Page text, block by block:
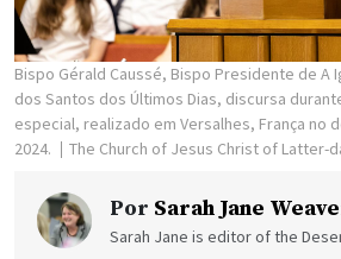
Bispo Gérald Caussé, Bispo Presidente de A
dos Santos dos Últimos Dias, discursa
especial, realizado em Versalhes, França no
2024.
The Church of Jesus Christ of Latter-
Por Sarah Jane
Sarah Jane is editor of the